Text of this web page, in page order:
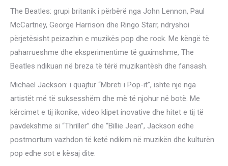
The Beatles: grupi britanik i përbërë nga John Lennon, Paul
McCartney, George Harrison dhe Ringo Starr, ndryshoi
përjetësisht peizazhin e muzikës pop dhe rock. Me këngë të
paharrueshme dhe eksperimentime të guximshme, The
Beatles ndikuan në breza të tërë muzikantësh dhe fansash.
Michael Jackson: i quajtur “Mbreti i Pop-it”, ishte një nga
artistët më të suksesshëm dhe më të njohur në botë. Me
kërcimet e tij ikonike, video klipet inovative dhe hitet e tij të
pavdekshme si “Thriller” dhe “Billie Jean”, Jackson edhe
postmortum vazhdon të ketë ndikim në muzikën dhe kulturën
pop edhe sot e kësaj dite.